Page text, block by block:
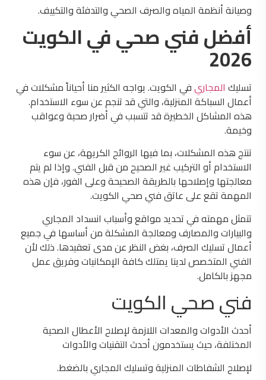
وصيانة أنظمة المياه والصرف الصحي والتدفئة والتكييف.
أفضل فني صحي في الكويت
2026
تسليكالمجاريفي الكويت. يواجه الكثير منا أحياناً مشكلات في
أعمال السباكة المنزلية، والتي قد تنجم عن سوء الاستخدام.
هذه المشاكل الخطيرة قد تتسبب في أضرار صحية وعواقب
وخيمة.
تنتج هذه المشكلات، بما فيها الروائح الكريهة، عن سوء
الاستخدام أو التركيب غير الصحيح من قبل الفني. وإذا لم يتم
معالجتها وإصلاحها بالطريقة الصحيحة وعلى الفور، فإن هذه
المهمة تقع على عاتق فني صحي الكويت.
تتمثل مهمته في تحديد مواقع وأسباب انسداد المجاري
والبيارات والمصارف ومعالجة المشكلة من أساسها في جميع
أعمال تسليك الصرف، بغض النظر عن مدى تعقيدها. ذلك لأن
الفني المتخصص لدينا يمتلك كافة الإمكانيات وفريق عمل
مجهز بالكامل.
فني صحي الكويت
أحدث الأدوات والمعدات اللازمة لإصلاح الأعطال الصحية
المختلفة، حيث يستخدمون أحدث التقنيات والأدوات
لإصلاح الشفاطات المنزلية وتسليك المجاري بالضغط.